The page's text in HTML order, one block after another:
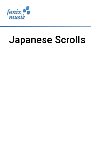
Japanese Scrolls